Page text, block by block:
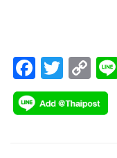
F
ac
e
T
wi
tt
C
o
p